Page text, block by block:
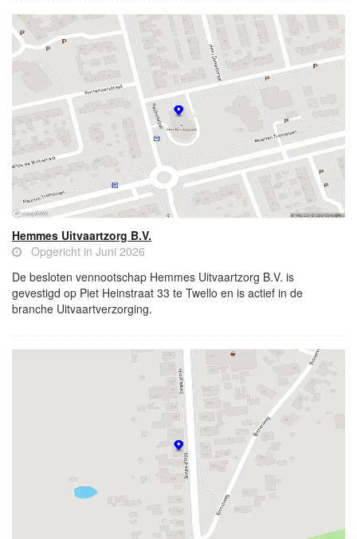
Hemmes Uitvaartzorg B.V.
Opgericht in Juni 2026
De besloten vennootschap Hemmes Uitvaartzorg B.V. is
gevestigd op Piet Heinstraat 33 te Twello en is actief in de
branche Uitvaartverzorging.